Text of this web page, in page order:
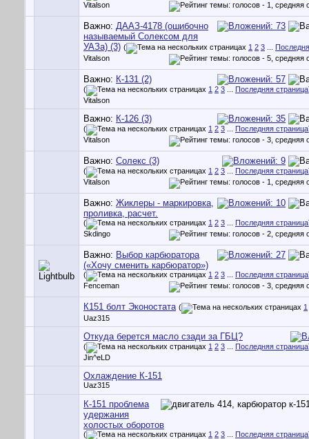
Vitalson
Важно: ДААЗ-4178 (ошибочно
называемый Солексом для
УАЗа) (3) ( 1 2 3
Vitalson
Важно: К-131 (2)
( 1 2 3 Последняя страница
Vitalson
Важно: К-126 (3)
( 1 2 3 Последняя страница
Vitalson
Важно: Солекс (3)
( 1 2 3 Последняя страница
Vitalson
Важно: Жиклеры - маркировка,
проливка, расчет.
( 1 2 3 Последняя страница
Skdingo
Важно: Выбор карбюратора
(«Хочу сменить карбюратор»)
( 1 2 3 Последняя страница
Fenceman
К151 болт Эконостата (
1
Uaz315
Откуда берется масло сзади за ГБЦ?
( 1 2 3 Последняя страница
Jin^eLD
Охлаждение К-151
Uaz315
К-151 проблема
удержания
холостых оборотов
( 1 2 3 Последняя страница